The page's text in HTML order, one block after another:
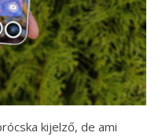
kijelző, de ami